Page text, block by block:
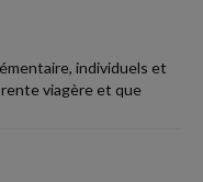
individuels et
viagère et que